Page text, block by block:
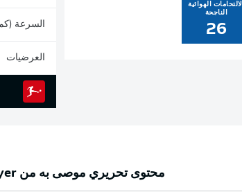
الالتحامات الهوائية
الناجحة
26 السرعة
العرضيات
محتوى تحريري موصى به من